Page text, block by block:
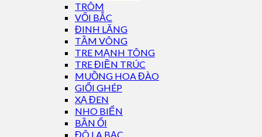
TRÔM
VỐI BẮC
ĐINH LĂNG
TẦM VÔNG
TRE MẠNH TÔNG
TRE ĐIỀN TRÚC
MUỒNG HOA ĐÀO
GIỔI GHÉP
XẠ ĐEN
NHO BIỂN
BẦN ỔI
ĐÔ LA BẠC